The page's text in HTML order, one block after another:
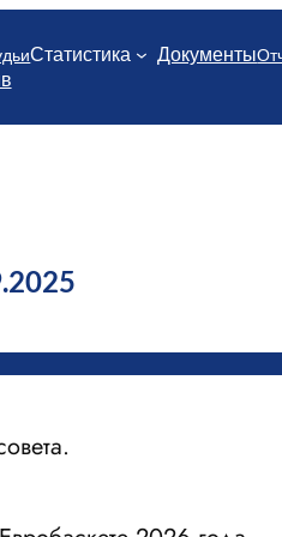
Статистика Документы